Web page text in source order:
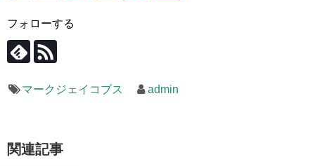
フォローする
マークジェイコブス admin
関連記事